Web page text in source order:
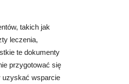
takich jak
leczenia,
te dokumenty
przygotować się
uzyskać wsparcie